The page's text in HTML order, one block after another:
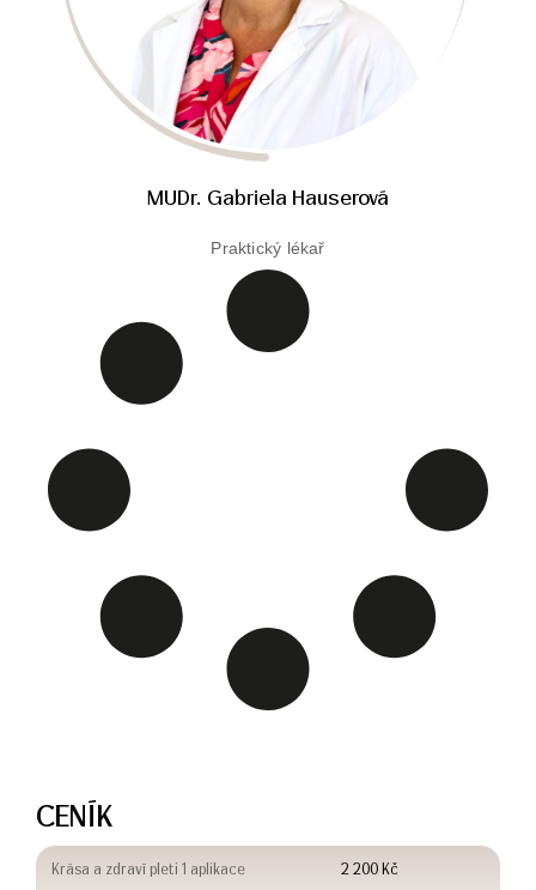
MUDr. Gabriela Hauserová
Praktický lékař
CENÍK
Krása a zdraví pleti 1 aplikace
2 200 Kč